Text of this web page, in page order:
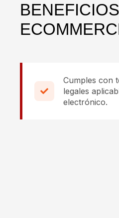
Cumples con
legales
electrónico.